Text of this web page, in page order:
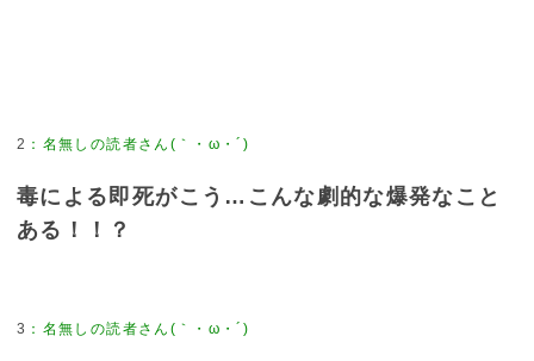
2 ： 名無しの読者さん(｀・ω・´)
毒による即死がこう…こんな劇的な爆発なこと
ある！！？
3 ： 名無しの読者さん(｀・ω・´)